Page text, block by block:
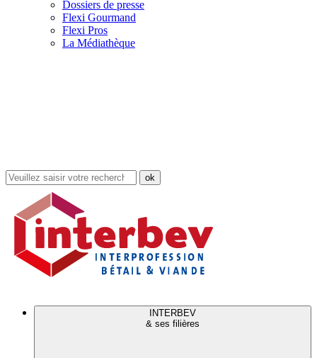
Dossiers de presse
Flexi Gourmand
Flexi Pros
La Médiathèque
Rechercher
dans
site
INTERBEV
& ses filières